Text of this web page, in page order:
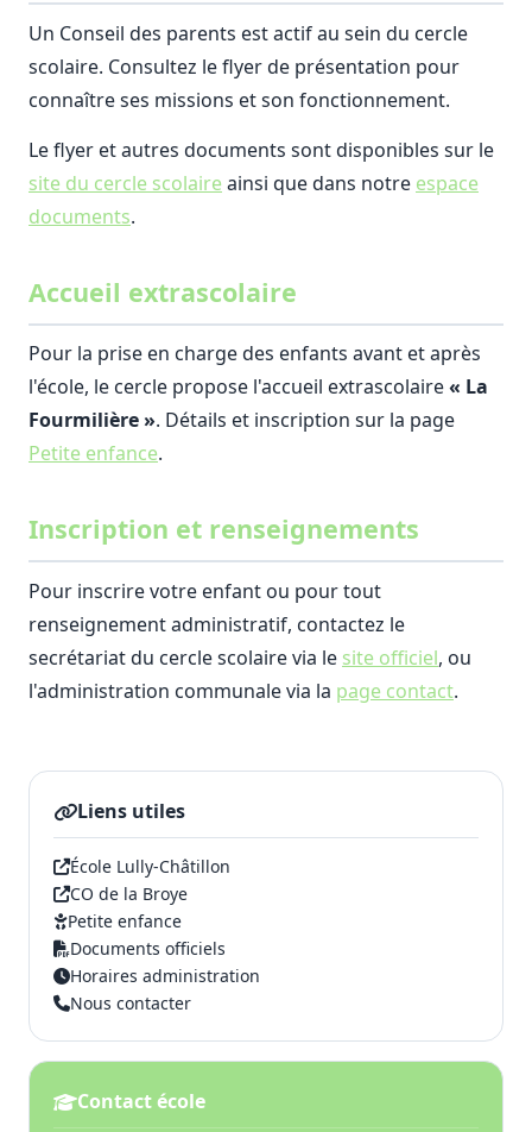
Un Conseil des parents est actif au sein du cercle
scolaire. Consultez le flyer de présentation pour
connaître ses missions et son fonctionnement.
Le flyer et autres documents sont disponibles sur le
site du cercle scolaire ainsi que dans notre espace
documents.
Accueil extrascolaire
Pour la prise en charge des enfants avant et après
l'école, le cercle propose l'accueil extrascolaire« La
Fourmilière ». Détails et inscription sur la page
Petite enfance.
Inscription et renseignements
Pour inscrire votre enfant ou pour tout
renseignement administratif, contactez le
secrétariat du cercle scolaire via le site officiel, ou
l'administration communale via la page contact.
Liens utiles
École Lully-Châtillon
CO de la Broye
Petite enfance
Documents officiels
Horaires administration
Nous contacter
Contact école